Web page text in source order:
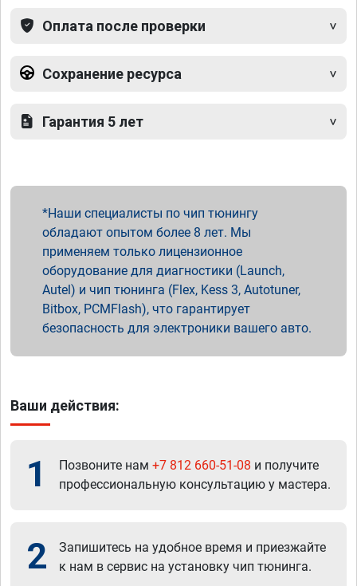
Оплата после проверки
Сохранение ресурса
Гарантия 5 лет
Наши специалисты по чип тюнингу
обладают опытом более 8 лет. Мы
применяем только лицензионное
оборудование для диагностики (Launch,
Autel) и чип тюнинга (Flex, Kess 3, Autotuner,
Bitbox, PCMFlash), что гарантирует
безопасность для электроники вашего авто.
Ваши действия:
1 Позвоните нам +7 812 660-51-08 и получите
профессиональную консультацию у мастера.
2
Запишитесь на удобное время и приезжайте
к нам в сервис на установку чип тюнинга.